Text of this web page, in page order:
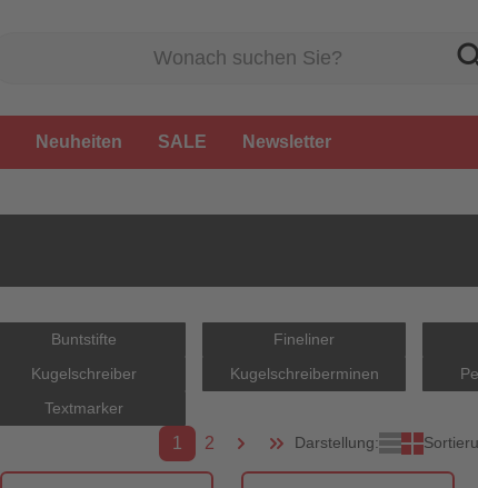
Neuheiten SALE Newsletter
Buntstifte Fineliner
Kugelschreiber Kugelschreiberminen
Textmarker
1 2 Darstellung: